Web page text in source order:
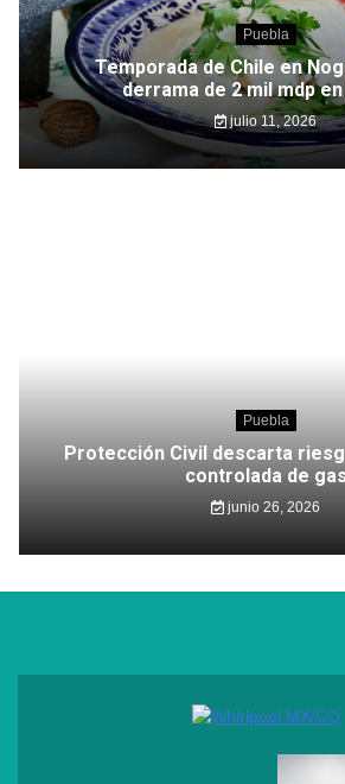
Puebla
Temporada de Chile en
derrama de 2 mil mdp
julio 11, 2026
Puebla
Protección Civil descarta
controlada de gas
junio 26, 2026